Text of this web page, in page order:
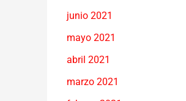
junio 2021
mayo 2021
abril 2021
marzo 2021